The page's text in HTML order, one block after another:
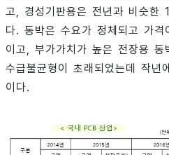
고, 경성기판용은 전년과 비슷한
다. 동박은 수요가 정체되고 가격
이고, 부가가치가 높은 전장용 동
수급불균형이 초래되었는데 작
이다.